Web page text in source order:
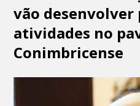
vão desenvolver
atividades no
Conimbricense